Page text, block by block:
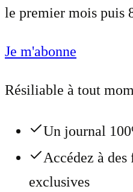
le premier mois puis
Je m'abonne
Résiliable à tout
Un journal
Accédez à
exclusives